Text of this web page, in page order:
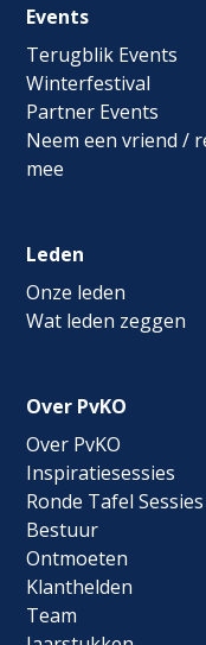
Footer
navigation
Events
Terugblik Events
Winterfestival
Partner Events
Neem een vriend /
mee
Leden
Onze leden
Wat leden zeggen
Over PvKO
Over PvKO
Inspiratiesessies
Ronde Tafel Sessies
Bestuur
Ontmoeten
Klanthelden
Team